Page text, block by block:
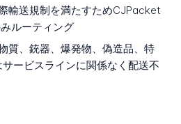
輸送規制を満たすためCJPacket
ルーティング
質、銃器、爆発物、偽造品、特
ービスラインに関係なく配送不